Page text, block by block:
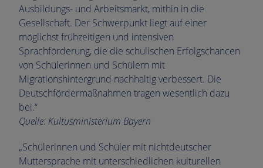
Ausbildungs- und Arbeitsmarkt, mithin in die
Gesellschaft. Der Schwerpunkt liegt auf einer
möglichst frühzeitigen und intensiven
Sprachförderung, die die schulischen Erfolgschancen
von Schülerinnen und Schülern mit
Migrationshintergrund nachhaltig verbessert. Die
Deutschfördermaßnahmen tragen wesentlich dazu
bei.“
Quelle: Kultusministerium Bayern
„Schülerinnen und Schüler mit nichtdeutscher
Muttersprache mit unterschiedlichen kulturellen